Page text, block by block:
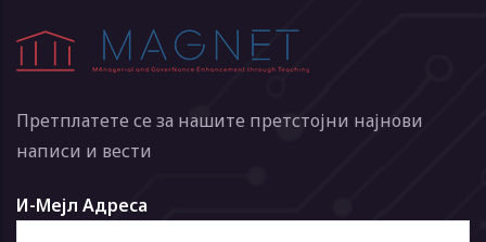
Претплатете се за нашите претстојни најнови
написи и вести
И-Мејл Адреса